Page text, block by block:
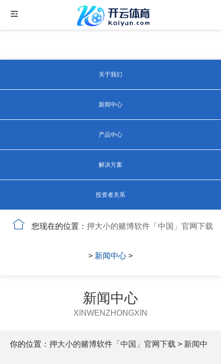
关于我们
新闻中心
产品中心
解决方案
投资者关系
您现在的位置： 押大小的赌博软件「中国」官网下载
> 新闻中心 >
新闻中心
XINWENZHONGXIN
你的位置： 押大小的赌博软件「中国」官网下载 > 新闻中